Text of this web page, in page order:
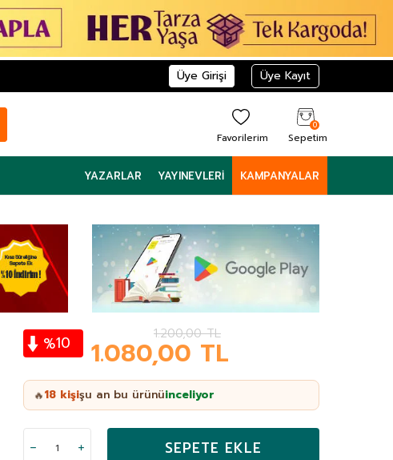
Üye Girişi Üye Kayıt
Favorilerim
0
Sepetim
YAZARLAR YAYINEVLERI KAMPANYALAR
%10 1.200,00TL
1.080,00 TL
🔥18 kişişu an bu ürünüinceliyor
SEPETE EKLE